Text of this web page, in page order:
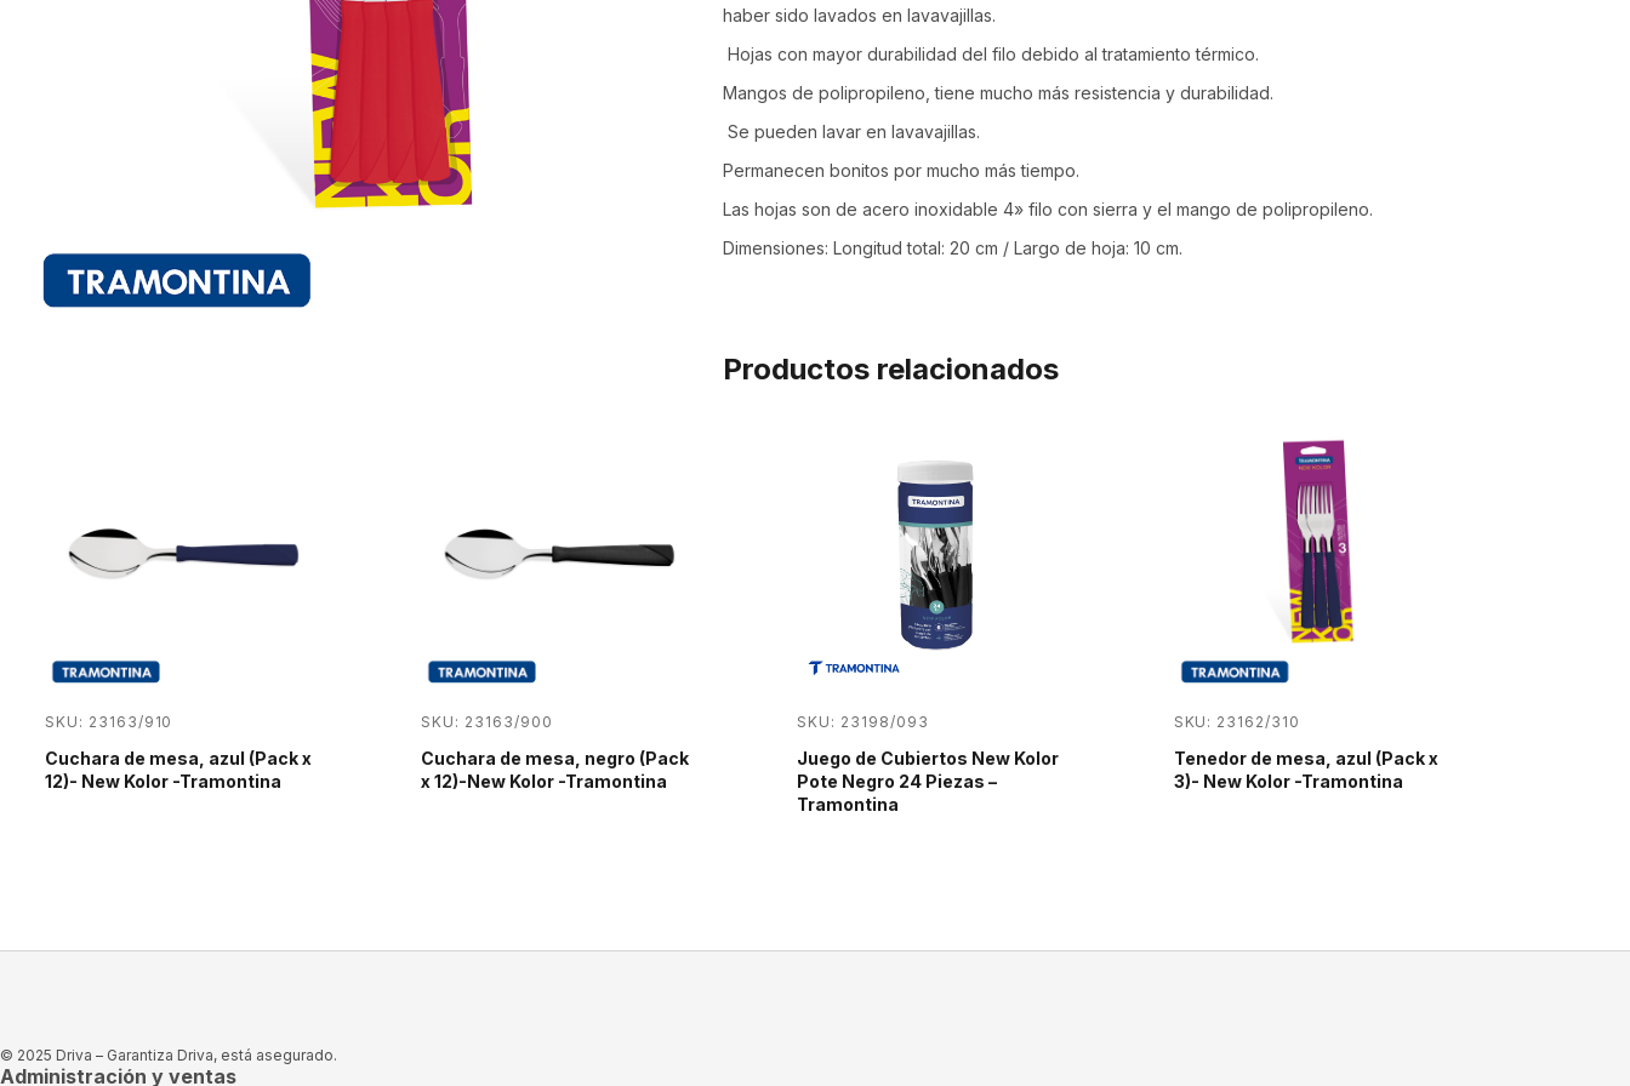
haber sido lavados en lavavajillas.
Hojas con mayor durabilidad del filo debido al tratamiento térmico.
Mangos de polipropileno, tiene mucho más resistencia y durabilidad.
Se pueden lavar en lavavajillas.
Permanecen bonitos por mucho más tiempo.
Las hojas son de acero inoxidable 4» filo con sierra y el mango de polipropileno.
Dimensiones: Longitud total: 20 cm / Largo de hoja: 10 cm.
Productos relacionados
SKU: 23163/910
Cuchara de mesa, azul (Pack x
12)- New Kolor -Tramontina
SKU: 23163/900
Cuchara de mesa, negro (Pack
x 12)-New Kolor -Tramontina
SKU: 23198/093
Juego de Cubiertos New Kolor
Pote Negro 24 Piezas –
Tramontina
SKU: 23162/310
Tenedor de mesa, azul (Pack x
3)- New Kolor -Tramontina
© 2025 Driva – Garantiza Driva, está asegurado.
Administración y ventas